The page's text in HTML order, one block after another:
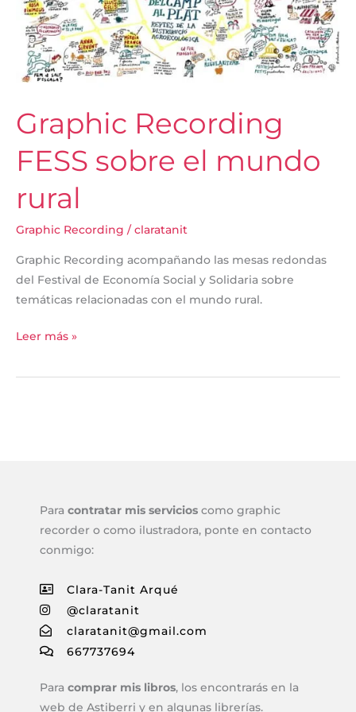
Graphic Recording
FESS sobre el mundo
rural
Graphic Recording / claratanit
Graphic Recording acompañando las mesas redondas
del Festival de Economía Social y Solidaria sobre
temáticas relacionadas con el mundo rural.
FESS
sobre
mundo
rural
Leer más »
Para contratar mis servicios como graphic
recorder o como ilustradora, ponte en contacto
conmigo:
Clara-Tanit Arqué
@claratanit
claratanit@gmail.com
667737694
Para comprar mis libros, los encontrarás en la
web de Astiberri y en algunas librerías.